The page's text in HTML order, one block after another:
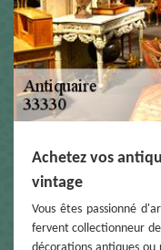
Achetez vos
vintage
Vous êtes passionné
fervent collectionneur